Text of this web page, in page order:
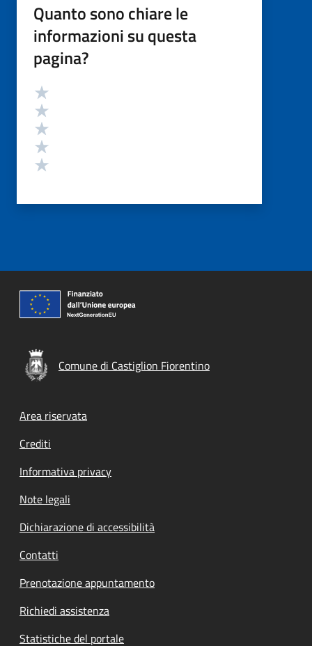
Quanto sono chiare le
informazioni su questa
pagina?
Valutazione
Comune di Castiglion Fiorentino
Footer menu
Area riservata
Crediti
Informativa privacy
Note legali
Dichiarazione di accessibilità
Contatti
Prenotazione appuntamento
Richiedi assistenza
Statistiche del portale